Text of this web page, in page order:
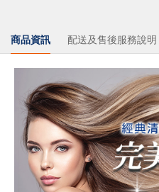
商品資訊 配送及售後服務說明